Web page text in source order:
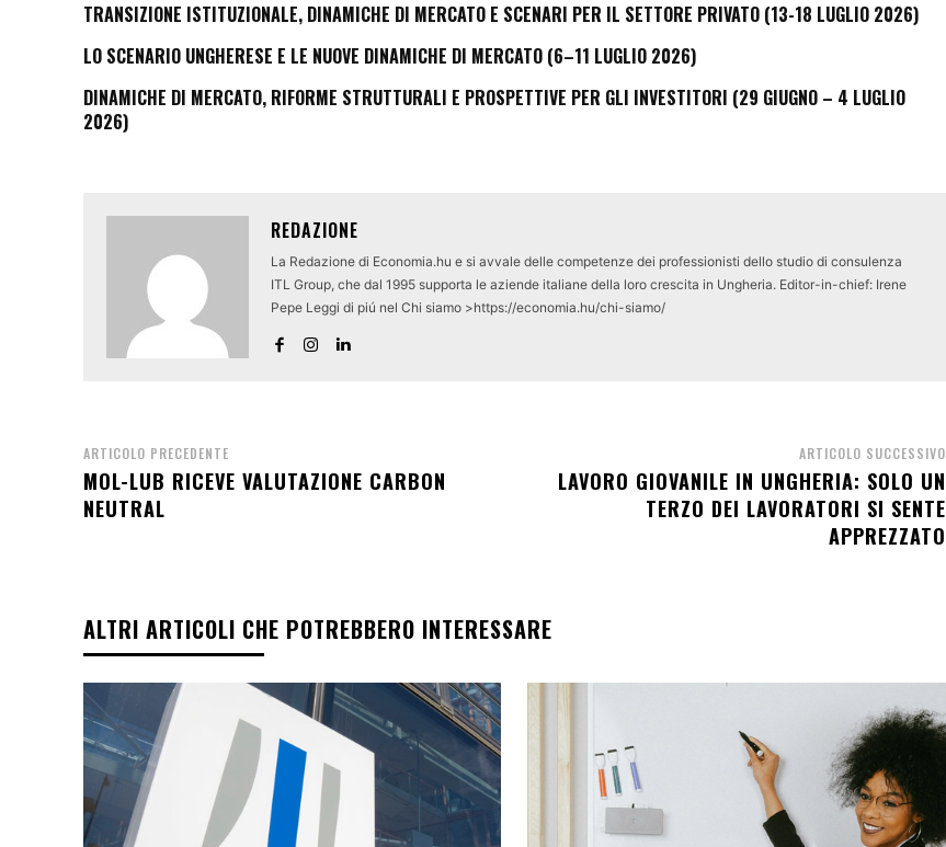
TRANSIZIONE ISTITUZIONALE, DINAMICHE DI MERCATO E SCENARI PER IL SETTORE PRIVATO (13-18 LUGLIO 2026)
LO SCENARIO UNGHERESE E LE NUOVE DINAMICHE DI MERCATO (6–11 LUGLIO 2026)
DINAMICHE DI MERCATO, RIFORME STRUTTURALI E PROSPETTIVE PER GLI INVESTITORI (29 GIUGNO – 4 LUGLIO
2026)
REDAZIONE
La Redazione di Economia.hu e si avvale delle competenze dei professionisti dello studio di consulenza
ITL Group, che dal 1995 supporta le aziende italiane della loro crescita in Ungheria. Editor-in-chief: Irene
Pepe Leggi di piú nel Chi siamo >https://economia.hu/chi-siamo/
ARTICOLO PRECEDENTE
MOL-LUB RICEVE VALUTAZIONE CARBON
NEUTRAL
ARTICOLO SUCCESSIVO
LAVORO GIOVANILE IN UNGHERIA: SOLO UN
TERZO DEI LAVORATORI SI SENTE
APPREZZATO
ALTRI ARTICOLI CHE POTREBBERO INTERESSARE